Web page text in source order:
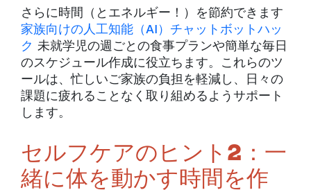
さらに時間（とエネルギー！）を節約できます
家族向けの人工知能（AI）チャットボットハッ
ク 未就学児の週ごとの食事プランや簡単な毎日
のスケジュール作成に役立ちます。これらのツ
ールは、忙しいご家族の負担を軽減し、日々の
課題に疲れることなく取り組めるようサポート
します。
セルフケアのヒント2：一
緒に体を動かす時間を作